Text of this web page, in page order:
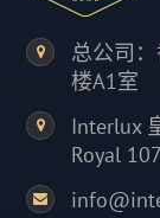
总公司
楼A1室
Interlux
Royal